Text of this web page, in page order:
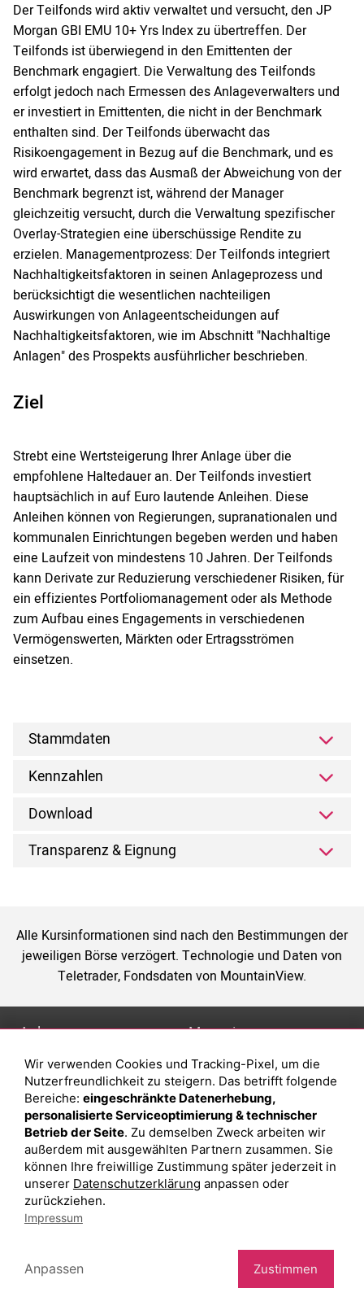
Der Teilfonds wird aktiv verwaltet und versucht, den JP
Morgan GBI EMU 10+ Yrs Index zu übertreffen. Der
Teilfonds ist überwiegend in den Emittenten der
Benchmark engagiert. Die Verwaltung des Teilfonds
erfolgt jedoch nach Ermessen des Anlageverwalters und
er investiert in Emittenten, die nicht in der Benchmark
enthalten sind. Der Teilfonds überwacht das
Risikoengagement in Bezug auf die Benchmark, und es
wird erwartet, dass das Ausmaß der Abweichung von der
Benchmark begrenzt ist, während der Manager
gleichzeitig versucht, durch die Verwaltung spezifischer
Overlay-Strategien eine überschüssige Rendite zu
erzielen. Managementprozess: Der Teilfonds integriert
Nachhaltigkeitsfaktoren in seinen Anlageprozess und
berücksichtigt die wesentlichen nachteiligen
Auswirkungen von Anlageentscheidungen auf
Nachhaltigkeitsfaktoren, wie im Abschnitt "Nachhaltige
Anlagen" des Prospekts ausführlicher beschrieben.
Ziel
Strebt eine Wertsteigerung Ihrer Anlage über die
empfohlene Haltedauer an. Der Teilfonds investiert
hauptsächlich in auf Euro lautende Anleihen. Diese
Anleihen können von Regierungen, supranationalen und
kommunalen Einrichtungen begeben werden und haben
eine Laufzeit von mindestens 10 Jahren. Der Teilfonds
kann Derivate zur Reduzierung verschiedener Risiken, für
ein effizientes Portfoliomanagement oder als Methode
zum Aufbau eines Engagements in verschiedenen
Vermögenswerten, Märkten oder Ertragsströmen
einsetzen.
Stammdaten
Kennzahlen
Download
Transparenz & Eignung
Alle Kursinformationen sind nach den Bestimmungen der
jeweiligen Börse verzögert. Technologie und Daten von
Teletrader, Fondsdaten von MountainView.
Anlage
Depot eröffnen
Depot vergleichen
Junior Depot
Top-Seller-Fonds
Top-Fonds
Fonds-Suche
Magazin
Was sind sind ETFs?
Sparplan Vorteile
Was ist ein Fonds?
Datenschutzerklärung
Wir verwenden Cookies und Tracking-Pixel, um die
Nutzerfreundlichkeit zu steigern. Das betrifft folgende
Bereiche: eingeschränkte Datenerhebung,
personalisierte Serviceoptimierung & technischer
Betrieb der Seite. Zu demselben Zweck arbeiten wir
außerdem mit ausgewählten Partnern zusammen. Sie
können Ihre freiwillige Zustimmung später jederzeit in
unserer Datenschutzerklärung anpassen oder
zurückziehen.
Impressum
Anpassen Zustimmen